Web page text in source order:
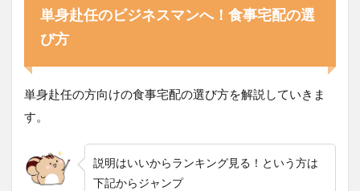
ジネ
スマ
ン
へ！
食事
の選
食事
宅配
には
単身赴任のビジネスマンへ！食事宅配の選
び方
単身赴任の方向けの食事宅配の選び方を解説していきま
す。
説明はいいからランキング見る！という方は
下記からジャンプ